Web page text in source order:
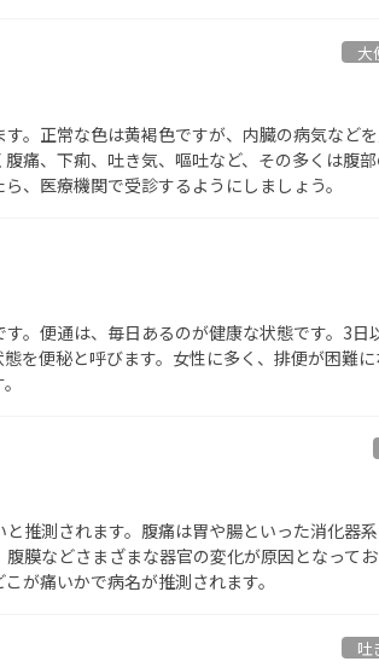
大
。正常な色は黄褐色ですが、内臓の病気など
痛、下痢、吐き気、嘔吐など、その多くは腹
、医療機関で受診するようにしましょう。
。便通は、毎日あるのが健康な状態です。3日
を便秘と呼びます。女性に多く、排便が困難
推測されます。腹痛は胃や腸といった消化器
膜などさまざまな器官の変化が原因となって
が痛いかで病名が推測されます。
吐